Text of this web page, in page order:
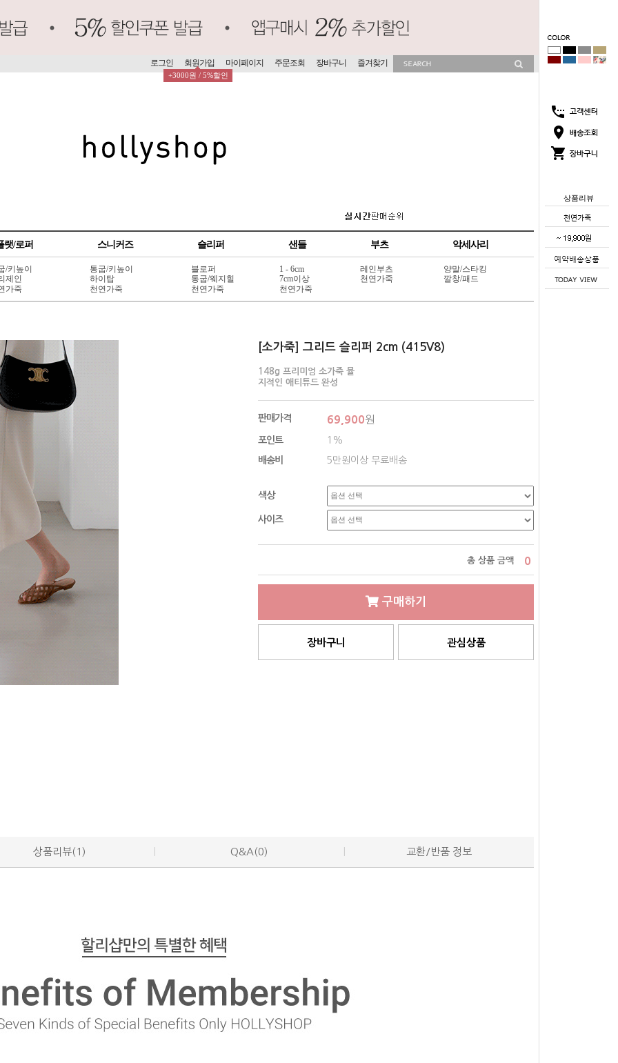
상품리뷰
로그인 회원가입
+3000원 / 5%할인
마이페이지 주문조회 장바구니 즐겨찾기
랫/로퍼 스니커즈 슬리퍼 샌들 부츠 악세사리
/키높이
제인
가죽
통굽/키높이
하이탑
천연가죽
블로퍼
통굽/웨지힐
천연가죽
1 - 6cm
7cm이상
천연가죽
레인부츠
천연가죽
양말/스타킹
깔창/패드
[소가죽] 그리드 슬리퍼 2cm (415V8)
148g 프리미엄 소가죽 뮬
지적인 애티튜드 완성
판매가격 69,900원
포인트 1%
배송비 5만원이상 무료배송
색상
사이즈
총 상품 금액 0
구매하기
장바구니 관심상품
상품리뷰(1) Q&A(0) 교환/반품 정보